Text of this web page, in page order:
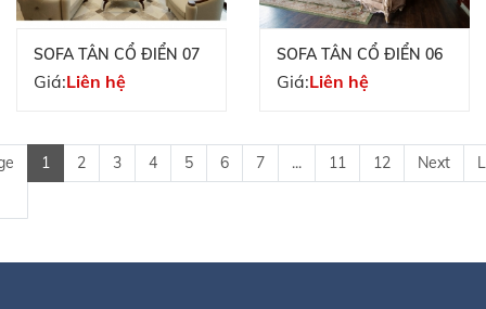
SOFA TÂN CỔ ĐIỂN 07
Giá:Liên hệ
SOFA TÂN CỔ ĐIỂN 06
Giá:Liên hệ
1 2 3 4 5 6 7 ... 11 12 Next